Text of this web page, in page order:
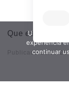
Que es el
Publicado 15/05/
Usamos
experiencia
continuar